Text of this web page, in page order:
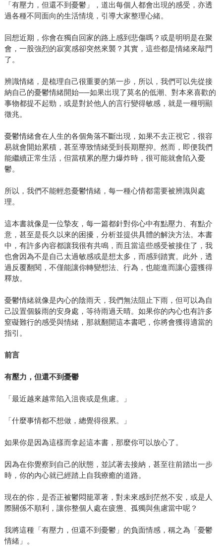
「有壓力，但還不到憂鬱」，道出每個人都會出現的感受，亦透
過各種不同面向的生活情境，引導大家整理心緒。
回想近期，你會在獨自回家的路上感到悲傷嗎？或是明明是在聚
會，一股強烈的寂寞感卻突然來襲？其實，這些都是情緒來敲門
了。
辨識情緒，是梳理自己很重要的第一步，所以，我們可以先從接
納自己的憂鬱情緒開始──如果出現了莫名的低潮、對本來喜歡的
事物都提不起勁，或是對於他人的言行變得敏感，就是一種明顯
徵兆。
憂鬱情緒會在人生的各個角落不斷出現，如果不去正視它，很容
易就會開始累積，甚至導致情緒受到長期壓抑。然而，即便我們
能繼續正常生活，但當積累的壓力爆炸時，很可能就會陷入憂
鬱。
所以，我們不能輕忽憂鬱情緒，每一種心情都需要被辨識與處
理。
這本書就像是一位摯友，每一篇都針對你心中有點壓力、有點介
意，甚至是長久以來的困擾，分析並提供具體的解決方法。本書
中，有許多內容都讓我很有共鳴，而且當這些感受被接住了，我
也會因為不是自己太過敏感或是想太多，而感到踏實。此外，透
過反覆翻閱，不僅能讓你轉變想法、行為，也能進而讓心靈獲得
釋放。
憂鬱情緒就像是內心的陰雨天，我們無法阻止下雨，但可以為自
己設置個躲雨的安身處，等待雨過天晴。如果你的內心也有許多
窒礙難行的感受與情緒，那就翻開這本書吧，你將會獲得適當的
指引。
前言
有壓力，但還不到憂鬱
「最近越來越常陷入沮喪或是焦慮。」
「什麼事情都不想做，總覺得很累。」
如果你是因為這樣而拿起這本書，那麼你可以放心了。
因為在你覺察到自己的狀態，並試著去接納，甚至往前踏出一步
時，你的內心就已經踏上自我療癒的道路。
現在的你，是否正被鬱悶籠罩著，對未來感到茫然不安，或是人
際關係不順利，讓你整個人處在疲憊、孤獨與焦慮當中呢？
我將這種「有壓力，但還不到憂鬱」的負面情感，稱之為「憂鬱
情緒」。